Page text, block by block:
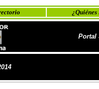
¿Quiénes
Portal